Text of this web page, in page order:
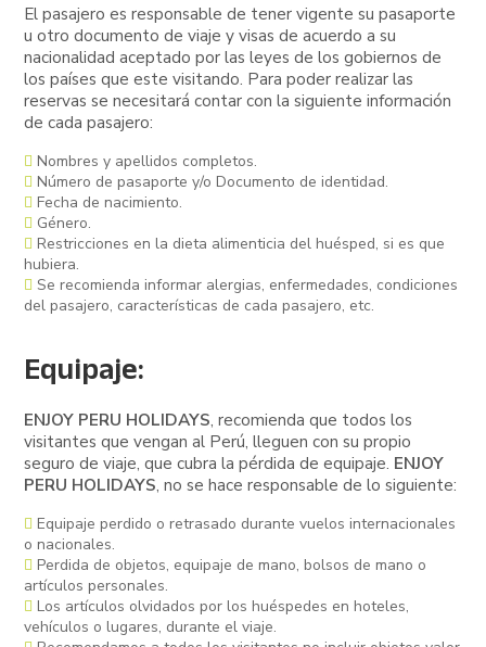
El pasajero es responsable de tener vigente su pasaporte
u otro documento de viaje y visas de acuerdo a su
nacionalidad aceptado por las leyes de los gobiernos de
los países que este visitando. Para poder realizar las
reservas se necesitará contar con la siguiente información
de cada pasajero:
Nombres y apellidos completos.
Número de pasaporte y/o Documento de identidad.
Fecha de nacimiento.
Género.
Restricciones en la dieta alimenticia del huésped, si es que
hubiera.
Se recomienda informar alergias, enfermedades, condiciones
del pasajero, características de cada pasajero, etc.
Equipaje:
ENJOY PERU HOLIDAYS, recomienda que todos los
visitantes que vengan al Perú, lleguen con su propio
seguro de viaje, que cubra la pérdida de equipaje. ENJOY
PERU HOLIDAYS, no se hace responsable de lo siguiente:
Equipaje perdido o retrasado durante vuelos internacionales
o nacionales.
Perdida de objetos, equipaje de mano, bolsos de mano o
artículos personales.
Los artículos olvidados por los huéspedes en hoteles,
vehículos o lugares, durante el viaje.